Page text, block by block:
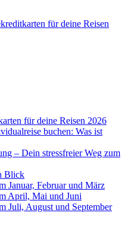
für deine Reisen
für deine Reisen 2026
buchen: Was ist
– Dein stressfreier Weg zum
Blick
Januar, Februar und März
April, Mai und Juni
Juli, August und September